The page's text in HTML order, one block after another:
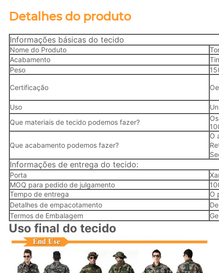
Detalhes do produto
Informações básicas do tecido
Nome do Produto
Acabamento
Peso
Certificação
Uso
Que materiais de tecido podemos fazer?
Que acabamento podemos fazer?
O
Informações de entrega do tecido:
Porta
MOQ para pedido de julgamento
Tempo de entrega
O
Detalhes de empacotamento
Termos de Embalagem
Uso final do tecido